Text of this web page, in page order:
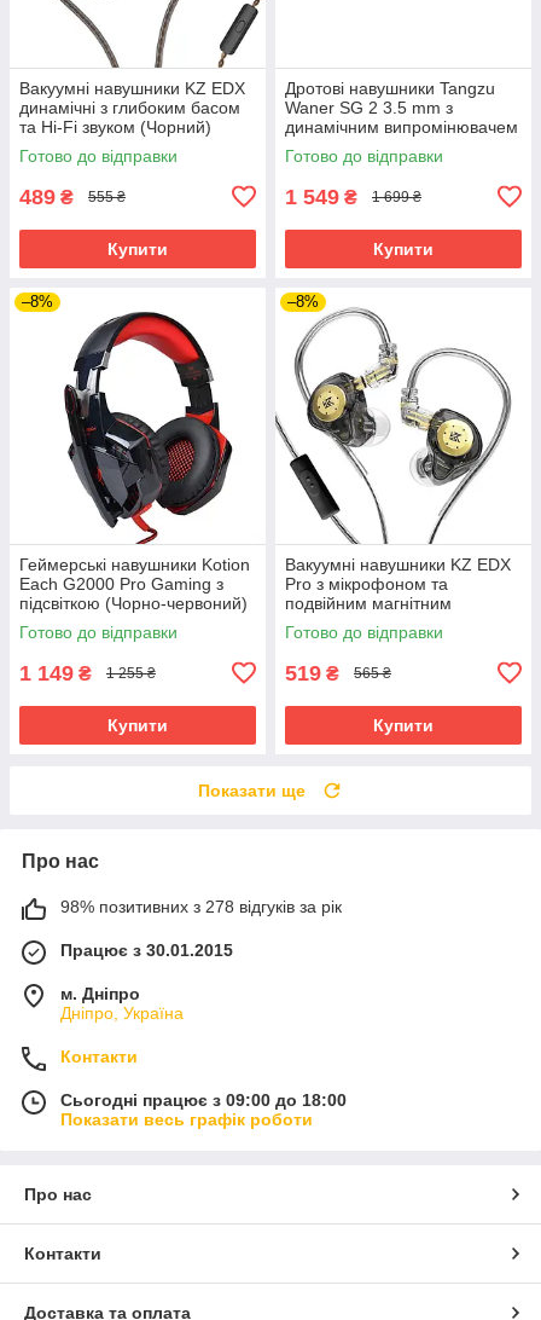
Вакуумні навушники KZ EDX
динамічні з глибоким басом
та Hi-Fi звуком (Чорний)
Готово до відправки
489 ₴ 555 ₴
Купити
Дротові навушники Tangzu
Waner SG 2 3.5 mm з
динамічним випромінювачем
(Чорний)
Готово до відправки
1 549 ₴ 1 699 ₴
Купити
–8%
Геймерські навушники Kotion
Each G2000 Pro Gaming з
підсвіткою (Чорно-червоний)
Готово до відправки
1 149 ₴ 1 255 ₴
Купити
–8%
Вакуумні навушники KZ EDX
Pro з мікрофоном та
подвійним магнітним
контуром (Чорний)
Готово до відправки
519 ₴ 565 ₴
Купити
Показати ще
Про нас
98% позитивних з 278 відгуків за рік
Працює з 30.01.2015
м. Дніпро
Дніпро, Україна
Контакти
Сьогодні працює з 09:00 до 18:00
Показати весь графік роботи
Про нас
Контакти
Доставка та оплата